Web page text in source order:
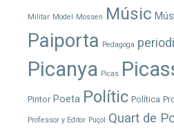
Militar Model Mossen Músic
Paiporta Pedagoga
Picanya Picas
Pintor Poeta Polític Política
Professor y Editor Puçol Quart de